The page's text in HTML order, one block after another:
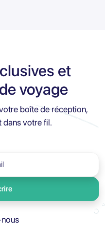
et
voyage
boîte de réception,
dans votre fil.